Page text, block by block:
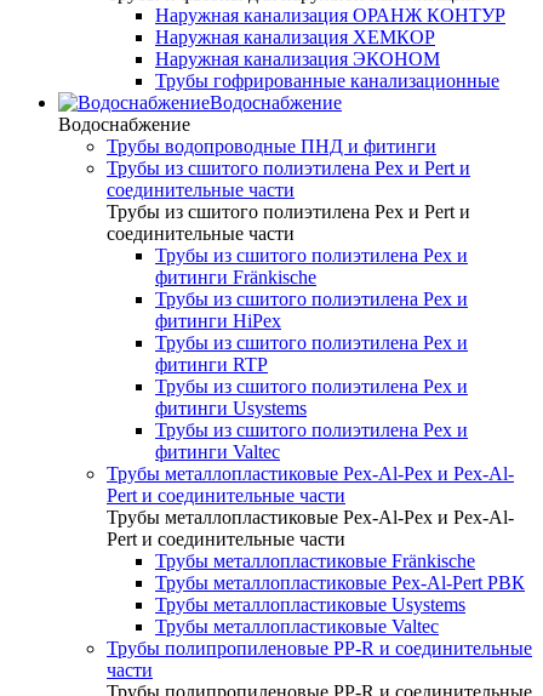
Наружная канализация ОРАНЖ КОНТУР
Наружная канализация ХЕМКОР
Наружная канализация ЭКОНОМ
Трубы гофрированные канализационные
Водоснабжение
Водоснабжение
Трубы водопроводные ПНД и фитинги
Трубы из сшитого полиэтилена Pex и Pert и
соединительные части
Трубы из сшитого полиэтилена Pex и Pert и
соединительные части
Трубы из сшитого полиэтилена Pex и
фитинги Fränkische
Трубы из сшитого полиэтилена Pex и
фитинги HiPex
Трубы из сшитого полиэтилена Pex и
фитинги RTP
Трубы из сшитого полиэтилена Pex и
фитинги Usystems
Трубы из сшитого полиэтилена Pex и
фитинги Valtec
Трубы металлопластиковые Pex-Al-Pex и Pex-Al-
Pert и соединительные части
Трубы металлопластиковые Pex-Al-Pex и Pex-Al-
Pert и соединительные части
Трубы металлопластиковые Fränkische
Трубы металлопластиковые Pex-Al-Pert РВК
Трубы металлопластиковые Usystems
Трубы металлопластиковые Valtec
Трубы полипропиленовые PP-R и соединительные
части
Трубы полипропиленовые PP-R и соединительные